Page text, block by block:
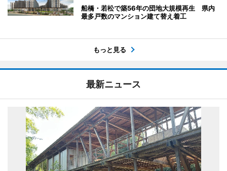
船橋・若松で築56年の団地大規模再生 県内
最多戸数のマンション建て替え着工
もっと見る
最新ニュース